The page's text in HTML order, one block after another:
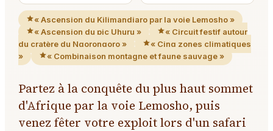
« Ascension du Kilimandjaro par la voie Lemosho »
« Ascension du pic Uhuru »
« Circuit festif autour
du cratère du Ngorongoro »
« Cinq zones climatiques
»
« Combinaison montagne et faune sauvage »
Partez à la conquête du plus haut sommet
d'Afrique par la voie Lemosho, puis
venez fêter votre exploit lors d'un safari